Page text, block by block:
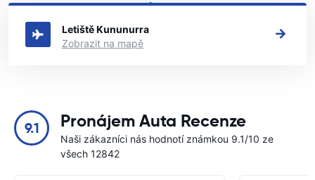
Podívejte se na naše hlavní půjčovny aut v zemi Kununurra
Letiště Kununurra
Zobrazit na mapě
9.1 Pronájem Auta Recenze
Naši zákazníci nás hodnotí známkou 9.1/10 ze
všech 12842